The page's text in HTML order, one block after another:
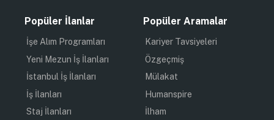
Popüler İlanlar
İşe Alım Programları
Yeni Mezun İş İlanları
İstanbul İş İlanları
İş İlanları
Staj İlanları
Popüler Aramalar
Kariyer Tavsiyeleri
Özgeçmiş
Mülakat
Humanspire
İlham